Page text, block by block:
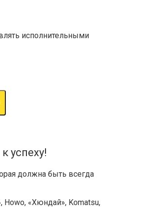
исполнительными
успеху!
должна быть всегда
Howo, «Хюндай», Komatsu,